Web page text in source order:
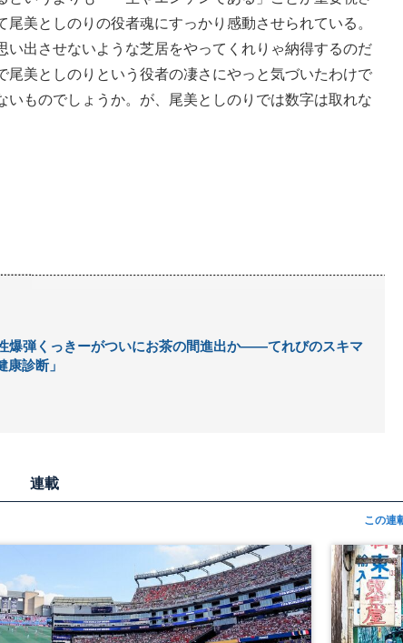
美としのりの役者魂にすっかり感動させられている。
出させないような芝居をやってくれりゃ納得するのだ
美としのりという役者の凄さにやっと気づいたわけで
ものでしょうか。が、尾美としのりでは数字は取れな
爆弾くっきーがついにお茶の間進出か――てれびのスキマ
康診断」
連載
この連